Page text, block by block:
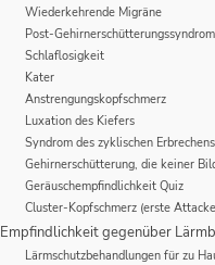
Wiederkehrende Migräne
Post-Gehirnerschütterungssyndrom
Schlaflosigkeit
Kater
Anstrengungskopfschmerz
Luxation des Kiefers
Syndrom des zyklischen Erbrechens
Gehirnerschütterung, die keiner
Geräuschempfindlichkeit Quiz
Cluster-Kopfschmerz (erste
Empfindlichkeit gegenüber
Lärmschutzbehandlungen für zu